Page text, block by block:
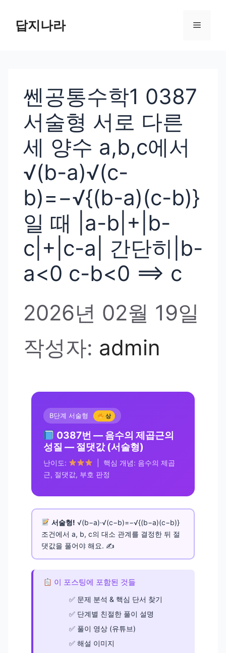
답지나라 메
쎈공통수학1 0387
서술형 서로 다른
세 양수 a,b,c에서
√(b-a)√(c-
b)=−√{(b-a)(c-b)}
일 때 |a-b|+|b-
c|+|c-a| 간단히|b-
a<0 c-b<0 ⟹ c
2026년 02월 19일
작성자: admin
B단계 서술형 상
0387번 — 음수의 제곱근의
성질 — 절댓값 (서술형)
난이도:
| 핵심 개념: 음수의 제곱
근, 절댓값, 부호 판정
서술형! √(b−a)·√(c−b)=−√{(b−a)(c−b)}
조건에서 a, b, c의 대소 관계를 결정한 뒤 절
댓값을 풀어야 해요. ✍️
이 포스팅에 포함된 것들
문제 분석 & 핵심 단서 찾기
단계별 친절한 풀이 설명
풀이 영상 (유튜브)
해설 이미지